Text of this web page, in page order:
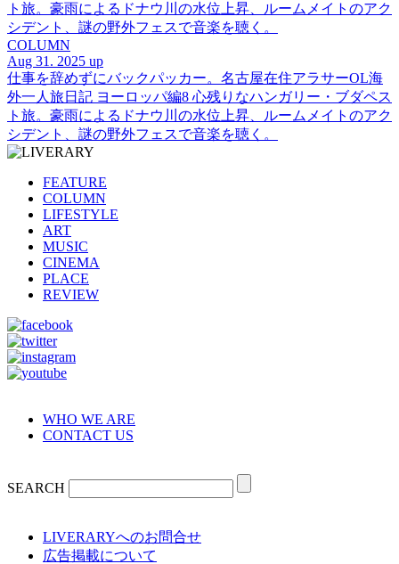
ト旅。豪雨によるドナウ川の水位上昇、ルームメイトのアク
シデント、謎の野外フェスで音楽を聴く。
COLUMN
Aug 31. 2025 up
仕事を辞めずにバックパッカー。名古屋在住アラサーOL海
外一人旅日記 ヨーロッパ編8 心残りなハンガリー・ブダペス
ト旅。豪雨によるドナウ川の水位上昇、ルームメイトのアク
シデント、謎の野外フェスで音楽を聴く。
FEATURE
COLUMN
LIFESTYLE
ART
MUSIC
CINEMA
PLACE
REVIEW
WHO WE ARE
CONTACT US
SEARCH
LIVERARYへのお問合せ
広告掲載について